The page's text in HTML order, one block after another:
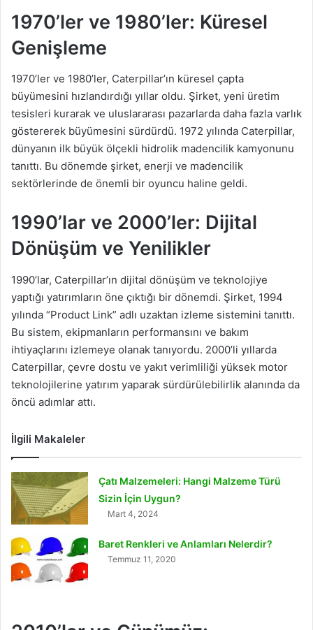
1970’ler ve 1980’ler: Küresel
Genişleme
1970’ler ve 1980’ler, Caterpillar’ın küresel çapta
büyümesini hızlandırdığı yıllar oldu. Şirket, yeni üretim
tesisleri kurarak ve uluslararası pazarlarda daha fazla varlık
göstererek büyümesini sürdürdü. 1972 yılında Caterpillar,
dünyanın ilk büyük ölçekli hidrolik madencilik kamyonunu
tanıttı. Bu dönemde şirket, enerji ve madencilik
sektörlerinde de önemli bir oyuncu haline geldi.
1990’lar ve 2000’ler: Dijital
Dönüşüm ve Yenilikler
1990’lar, Caterpillar’ın dijital dönüşüm ve teknolojiye
yaptığı yatırımların öne çıktığı bir dönemdi. Şirket, 1994
yılında “Product Link” adlı uzaktan izleme sistemini tanıttı.
Bu sistem, ekipmanların performansını ve bakım
ihtiyaçlarını izlemeye olanak tanıyordu. 2000’li yıllarda
Caterpillar, çevre dostu ve yakıt verimliliği yüksek motor
teknolojilerine yatırım yaparak sürdürülebilirlik alanında da
öncü adımlar attı.
İlgili Makaleler
Çatı Malzemeleri: Hangi Malzeme Türü
Sizin İçin Uygun?
Mart 4, 2024
Baret Renkleri ve Anlamları Nelerdir?
Temmuz 11, 2020